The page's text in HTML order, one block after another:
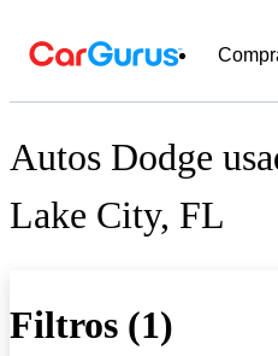
Autos Dodge
Lake City, FL
Filtros (1)